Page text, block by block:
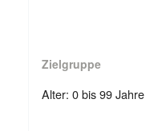
Zielgruppe
Alter: 0 bis 99 Jahre